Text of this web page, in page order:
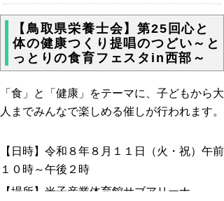
【鳥取県栄養士会】第25回心と
体の健康つくり提唱のつどい～と
っとりの食育フェスタin西部～
「食」と「健康」をテーマに、子どもから大
人までみんなで楽しめる催しが行われます。
【日時】令和８年８月１１日（火・祝）午前
１０時～午後２時
【場所】米子産業体育館サブアリーナ